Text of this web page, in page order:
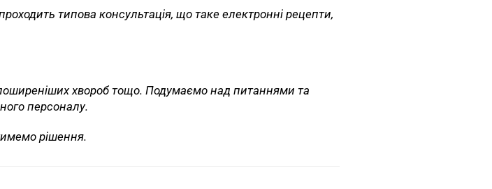
типова консультація, що таке електронні рецепти,
хвороб тощо. Подумаємо над питаннями та
персоналу.
рішення.